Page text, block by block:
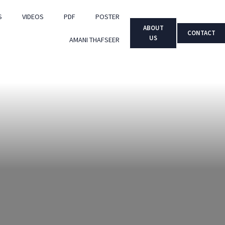
VIDEOS PDF POSTER
AMANI THAFSEER
ABOUT
US
CONTACT